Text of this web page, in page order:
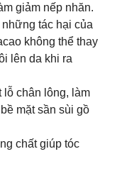
giảm nếp nhăn.
tác hại của
không thể thay
lên da khi ra
lỗ chân lông, làm
mặt sần sùi gồ
chất giúp tóc